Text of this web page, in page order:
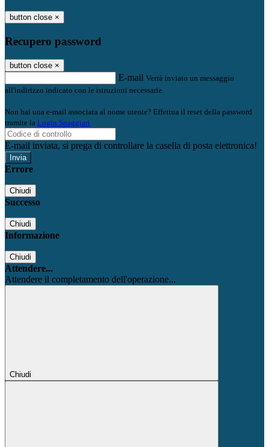
button close ×
Recupero password
button close ×
E-mail Verrà inviato un messaggio
all'indirizzo indicato con le istruzioni necessarie.
Non hai una e-mail associata al nome utente? Effettua il reset della password
tramite la Login Spaggiari
E-mail inviata, si prega di controllare la casella di posta elettronica!
Errore
Chiudi
Successo
Chiudi
Informazione
Chiudi
Attendere...
Attendere il completamento dell'operazione...
Chiudi